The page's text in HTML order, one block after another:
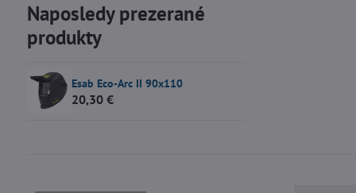
Naposledy prezerané
produkty
Esab Eco-Arc II 90x110
20,30 €